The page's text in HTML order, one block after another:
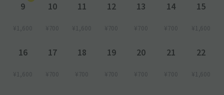
9
¥1,600
10
¥700
11
¥1,600
12
¥700
13
¥700
14
¥700
15
¥1,600
16
¥1,600
17
¥700
18
¥700
19
¥700
20
¥700
21
¥700
22
¥1,600